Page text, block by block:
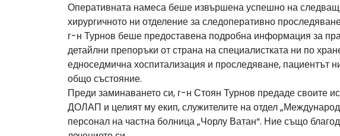
Оперативната намеса беше извършена успешно на
хирургичното ни отделение за следоперативно
г-н Турнов беше предоставена подробна информация за
детайлни препоръки от страна на специалистката ни по
едноседмична хоспитализация и проследяване, пациентът
общо състояние.
Преди заминаването си, г-н Стоян Турнов предаде своите
ДОЛАП и целият му екип, служителите на отдел
персонал на частна болница „Чорлу Ватан“. Ние също